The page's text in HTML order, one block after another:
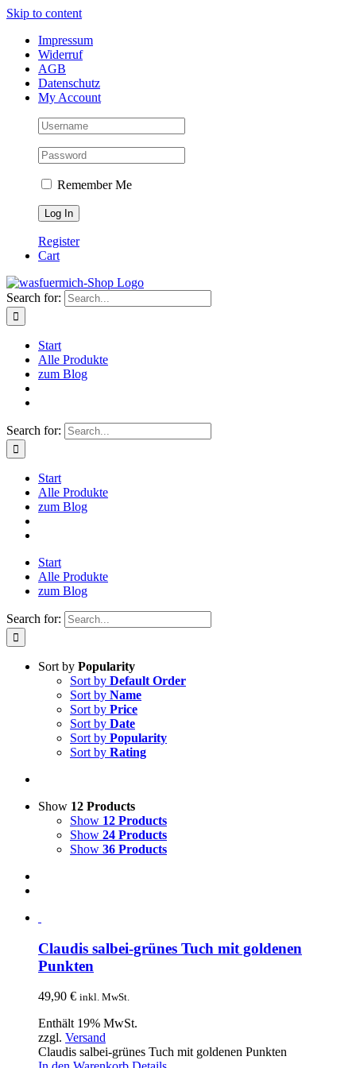
Skip to content
Impressum
Widerruf
AGB
Datenschutz
My Account
Remember Me
Register
Cart
Search for:
Start
Alle Produkte
zum Blog
Search for:
Start
Alle Produkte
zum Blog
Start
Alle Produkte
zum Blog
Search for:
Sort by Popularity
Sort by Default Order
Sort by Name
Sort by Price
Sort by Date
Sort by Popularity
Sort by Rating
Show 12 Products
Show 12 Products
Show 24 Products
Show 36 Products
Claudis salbei-grünes Tuch mit goldenen
Punkten
49,90 € inkl. MwSt.
Enthält 19% MwSt.
zzgl. Versand
Claudis salbei-grünes Tuch mit goldenen Punkten